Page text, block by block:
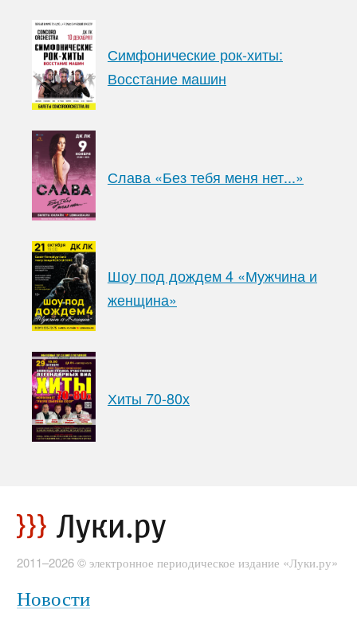
Симфонические рок-хиты:
Восстание машин
Слава «Без тебя меня нет...»
Шоу под дождем 4 «Мужчина и
женщина»
Хиты 70-80х
2011–2026 © электронное периодическое издание «Луки.ру»
Новости